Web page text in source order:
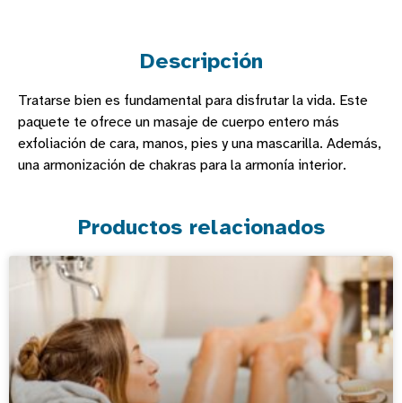
Descripción
Tratarse bien es fundamental para disfrutar la vida. Este
paquete te ofrece un masaje de cuerpo entero más
exfoliación de cara, manos, pies y una mascarilla. Además,
una armonización de chakras para la armonía interior.
Productos relacionados